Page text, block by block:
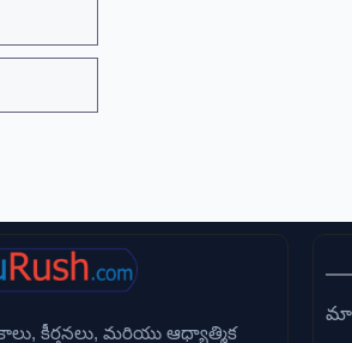
కీర్తనలు, మరియు ఆధ్యాత్మిక
మా